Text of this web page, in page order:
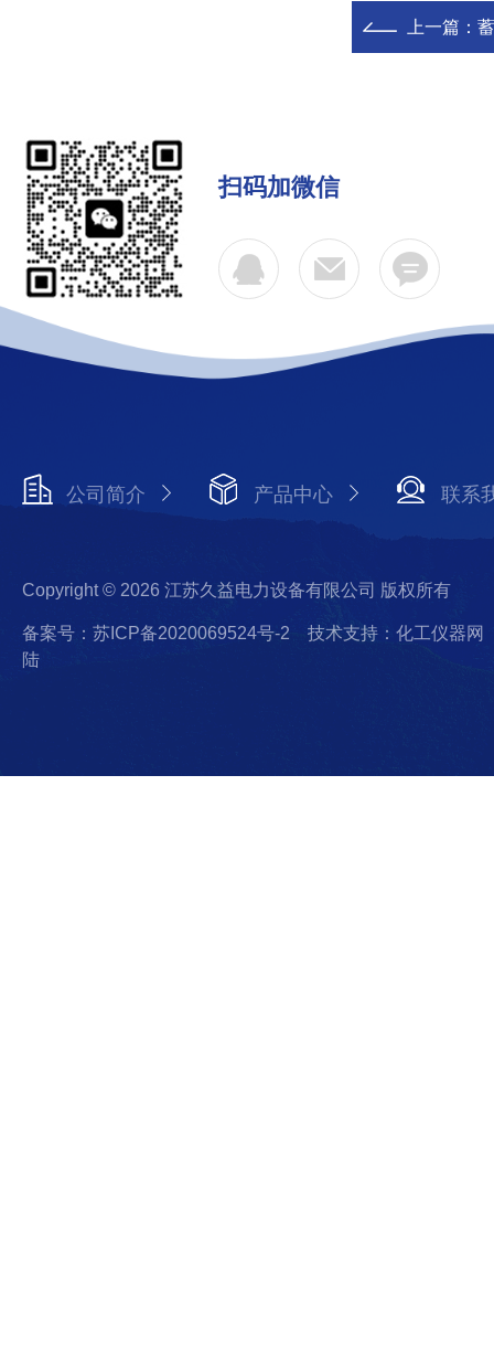
上一篇：
扫码加微信
公司简介 产品中心 联系
Copyright © 2026 江苏久益电力设备有限公司 版权所有
备案号：苏ICP备2020069524号-2
技术支持：化工仪器网
陆